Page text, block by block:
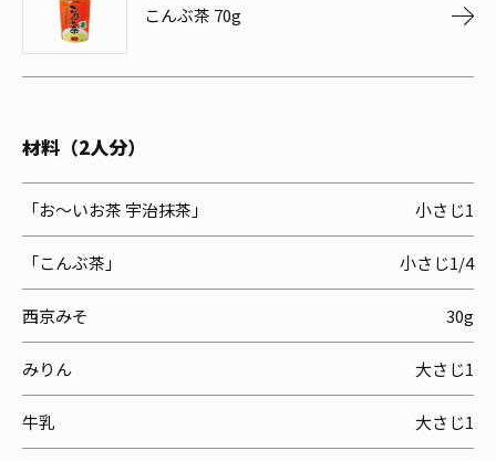
こんぶ茶 70g
材料（2人分）
「お～いお茶 宇治抹茶」 小さじ1
「こんぶ茶」 小さじ1/4
西京みそ 30g
みりん 大さじ1
牛乳 大さじ1